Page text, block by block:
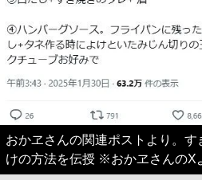
おかヱさんの関連ポストより。
けの方法を伝授 ※おかヱさんのX